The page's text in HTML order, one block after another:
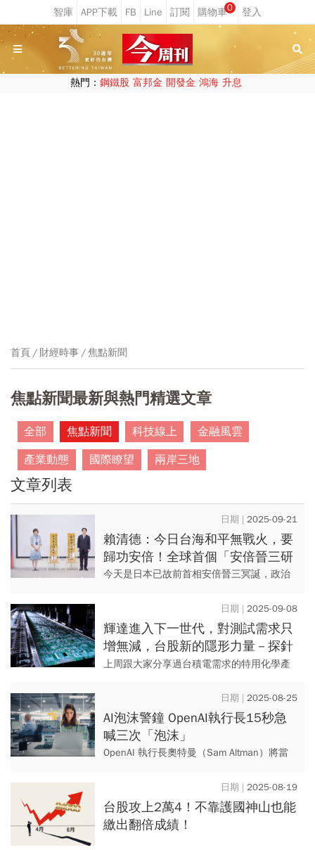
0
熱門： 鋼鐵股 富邦金 開發金 鴻海 升息
首頁 財經時事 焦點新聞
焦點新聞最新與熱門精選文章
全部 焦點新聞 科技線上
金融風雲
產業動態
國際瞭望 兩岸三地
文章列表
2025-09-21
賴清德：今日台海和平無戰火，要
歸功安倍！全球首個「安倍晉三研
究中心」落腳政大
今天是日本已故前首相安倍晉三冥誕，政治
（9/21）正式成立。總統賴清德致詞時表
示，安倍晉三不僅是日本傑出的政...
2025-09-08
輝達進入下一世代，對測試需求只
增無減，台股新的隱形力量－探針
卡
上周跟大家分享過台積電需求的特用化學產
「測試介面」，這個小族群居然已經隱藏了
台股三千金在裡面！
2025-08-25
AI泡沫警鐘 OpenAI執行長15秒急
喊三次「泡沫」
OpenAI 執行長奧特曼（Sam Altman）將當
論，當時投資者因為網路技術的潛力而蜂擁
而入...
2025-08-19
台股攻上2萬4！不靠護國神山也能
繳出翻倍成績！